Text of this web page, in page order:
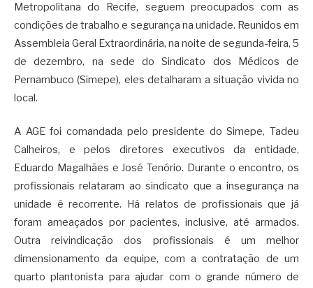
Metropolitana do Recife, seguem preocupados com as
condições de trabalho e segurança na unidade. Reunidos em
Assembleia Geral Extraordinária, na noite de segunda-feira, 5
de dezembro, na sede do Sindicato dos Médicos de
Pernambuco (Simepe), eles detalharam a situação vivida no
local.
A AGE foi comandada pelo presidente do Simepe, Tadeu
Calheiros, e pelos diretores executivos da entidade,
Eduardo Magalhães e José Tenório. Durante o encontro, os
profissionais relataram ao sindicato que a insegurança na
unidade é recorrente. Há relatos de profissionais que já
foram ameaçados por pacientes, inclusive, até armados.
Outra reivindicação dos profissionais é um melhor
dimensionamento da equipe, com a contratação de um
quarto plantonista para ajudar com o grande número de